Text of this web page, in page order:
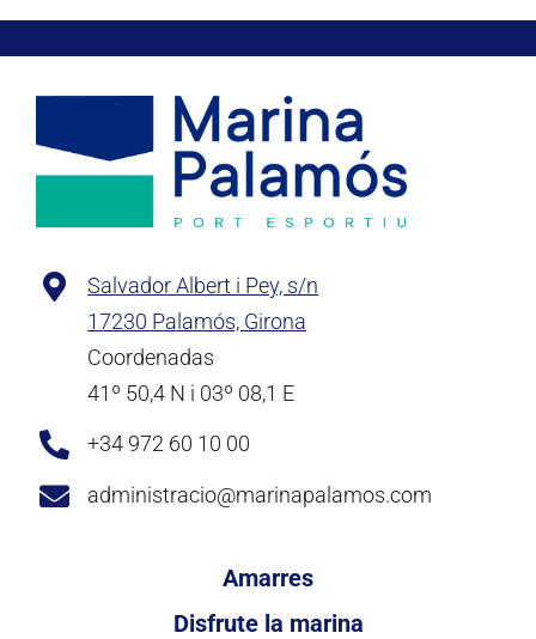
Salvador Albert i Pey, s/n
17230 Palamós, Girona
Coordenadas
41º 50,4 N i 03º 08,1 E
+34 972 60 10 00
administracio@marinapalamos.com
Amarres
Disfrute la marina